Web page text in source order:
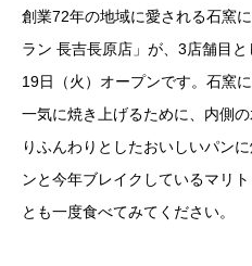
創業72年の地域に愛される石窯
ラン 長吉長原店」が、3店舗目
19日（火）オープンです。石窯
一気に焼き上げるために、内側
りふんわりとしたおいしいパン
ンと今年ブレイクしているマリ
とも一度食べてみてください。